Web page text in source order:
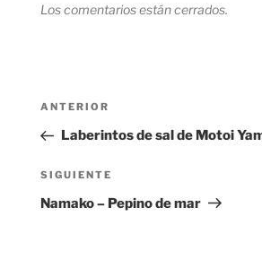
Los comentarios están cerrados.
Navegación
entradas
Entrada
anterior:
ANTERIOR
Laberintos de sal de Motoi
Siguiente
entrada
SIGUIENTE
Namako – Pepino de mar